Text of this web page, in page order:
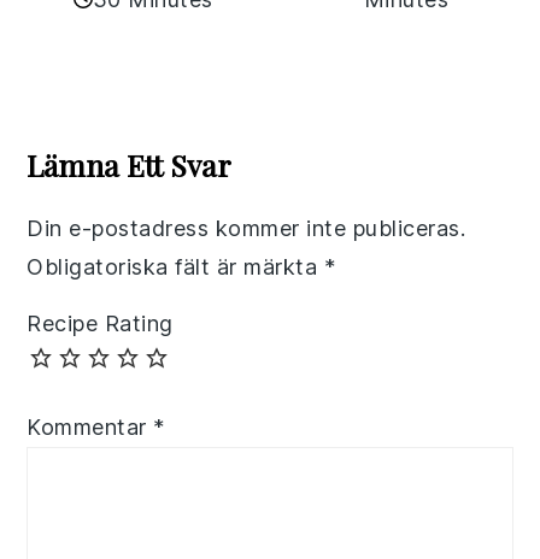
Interactions
Lämna Ett Svar
Din e-postadress kommer inte publiceras.
Obligatoriska fält är märkta *
Recipe Rating
Kommentar *